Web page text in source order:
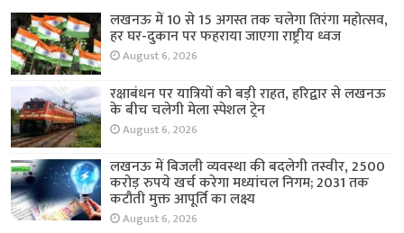
लखनऊ में 10 से 15 अगस्त तक चलेगा तिरंगा महोत्सव,
हर घर-दुकान पर फहराया जाएगा राष्ट्रीय ध्वज
August 6, 2026
रक्षाबंधन पर यात्रियों को बड़ी राहत, हरिद्वार से लखनऊ
के बीच चलेगी मेला स्पेशल ट्रेन
August 6, 2026
लखनऊ में बिजली व्यवस्था की बदलेगी तस्वीर, 2500
करोड़ रुपये खर्च करेगा मध्यांचल निगम; 2031 तक
कटौती मुक्त आपूर्ति का लक्ष्य
August 6, 2026